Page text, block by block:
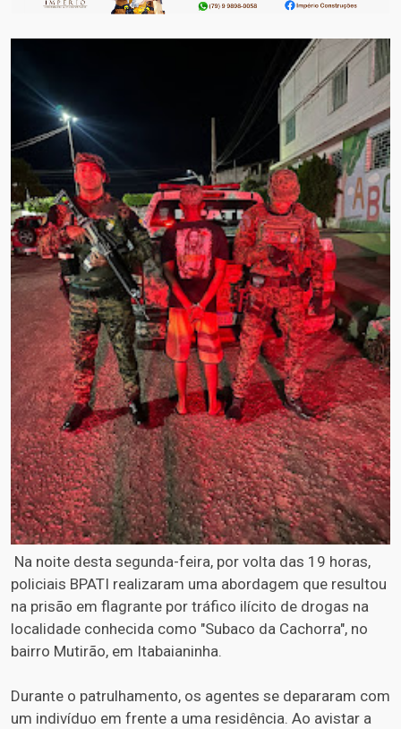
Na noite desta segunda-feira, por volta das 19 horas,
policiais BPATI realizaram uma abordagem que resultou
na prisão em flagrante por tráfico ilícito de drogas na
localidade conhecida como "Subaco da Cachorra", no
bairro Mutirão, em Itabaianinha.
Durante o patrulhamento, os agentes se depararam com
um indivíduo em frente a uma residência. Ao avistar a